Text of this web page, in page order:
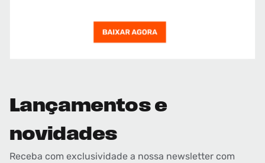
Lançamentos e
novidades
Receba com exclusividade a nossa newsletter com